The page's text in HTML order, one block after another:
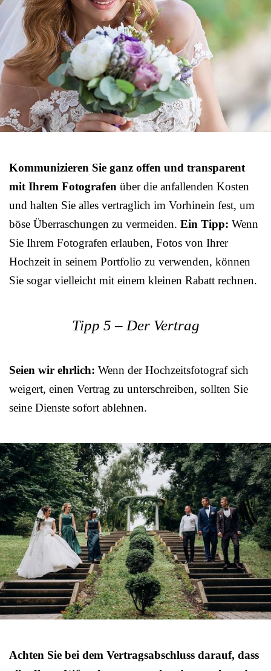
Kommunizieren Sie ganz offen und transparent
mit Ihrem Fotografen über die anfallenden Kosten
und halten Sie alles vertraglich im Vorhinein fest, um
böse Überraschungen zu vermeiden. Ein Tipp: Wenn
Sie Ihrem Fotografen erlauben, Fotos von Ihrer
Hochzeit in seinem Portfolio zu verwenden, können
Sie sogar vielleicht mit einem kleinen Rabatt rechnen.
Tipp 5 – Der Vertrag
Seien wir ehrlich: Wenn der Hochzeitsfotograf sich
weigert, einen Vertrag zu unterschreiben, sollten Sie
seine Dienste sofort ablehnen.
Achten Sie bei dem Vertragsabschluss darauf, dass